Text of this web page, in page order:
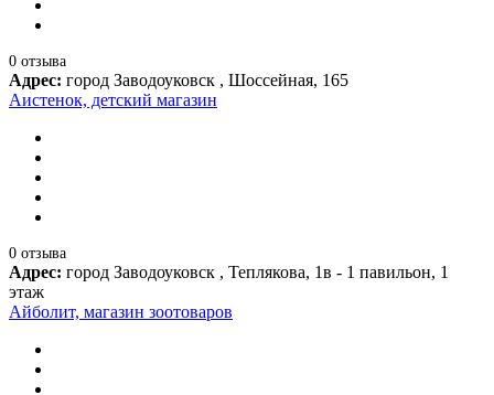
0 отзыва
Адрес: город Заводоуковск , Шоссейная, 165
Аистенок, детский магазин
0 отзыва
Адрес: город Заводоуковск , Теплякова, 1в - 1 павильон, 1
этаж
Айболит, магазин зоотоваров